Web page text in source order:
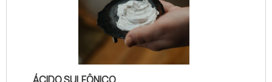
brilho, profundidade de imagem e
durabilidade. Ess.